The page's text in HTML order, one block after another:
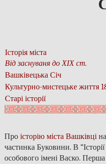
Історія міста
Від заснуваня до ХІХ ст.
Вашківецька Січ
Культурно-мистецьке життя
Старі історії
Проісторію міста Вашківці
частинка Буковини. В
особового імені Васко.